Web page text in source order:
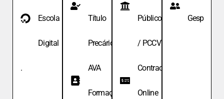
Escola
Digital
.
Título
Precário
AVA
Formação
Públicos
/ PCCV
Contracheque
Online
Gesp